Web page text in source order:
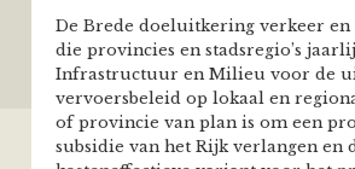
De Brede doeluitkering verkeer
die provincies en stadsregio’s
Infrastructuur en Milieu voor de
vervoersbeleid op lokaal en
of provincie van plan is om een
subsidie van het Rijk verlangen en